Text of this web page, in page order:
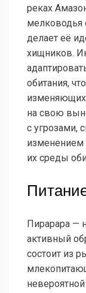
реках
мелководья
делает её
хищников.
обитания,
на свою
с угрозами,
изменением
их среды
Пирарара —
активный
состоит из